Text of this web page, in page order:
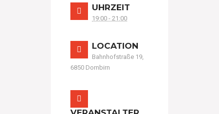
UHRZEIT
19:00 - 21:00
LOCATION
Bahnhofstraße 19,
6850 Dornbirn